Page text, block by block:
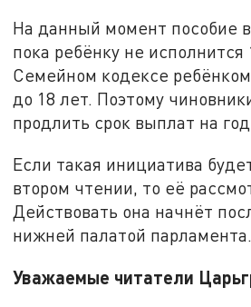
На данный момент пособие
пока ребёнку не исполнится
Семейном кодексе
до 18 лет. Поэтому
продлить срок выплат на
Если такая инициатива
втором чтении, то её
Действовать она начнёт
нижней палатой парламента.
Уважаемые читатели